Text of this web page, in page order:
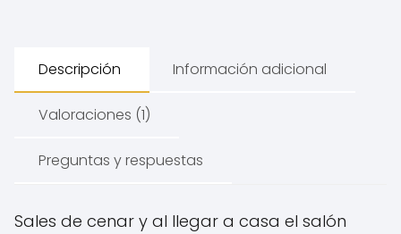
Satori
Senses
Descripción Información adicional
Valoraciones (1)
Preguntas y respuestas
Sales de cenar y al llegar a casa el salón